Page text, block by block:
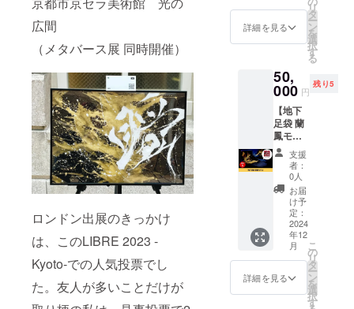
広間
（メタバース展 同時開催）
ロンドン出展のきっかけ
は、このLIBRE 2023 -
Kyoto-での人気投票でし
た。友人が多いことだけが
調整
剤、食
用着色
料 ・容
(6,5cm)
・賞味
期限：
製造日
より2ヶ
月 ・保
存方
法：高
温多
湿、直
射日光
を避け
て保存
してく
ださい
・配送
方法：
常温配
送
通費は
負担く
ださ
門カル
チャー
ファク
トリー
〒542-
0073 大
阪市中
央区日
本橋2丁
目1-22
上野ビ
ルB1
https://
kuromo
cf.com/
欄が必
須に
め「あ
とで」
とかな
にか入
力して
支援お
願いし
ます。
※送料込
みのお
値段で
す。
よりお
選びく
可です
のであ
らかじ
めご了
承くだ
さい。
・名刺
印刷や
デザイ
ンは含
まず、
文字
データ
のみの
納品で
備考欄
にデー
容〜 ・
サイン
・原本
データ
納品 ・
備考欄
にお名
前をご
記入く
ださ
い。 ※
詳細は
メール
にてご
連絡し
ます。
※著作権
は制作
者に帰
催でき
る権利
です。
書き初
標、1年
の抱負
など、
ワーク
を交え
て作品
を仕上
げる
ワーク
ショッ
プを開
催しま
す。 社
員研
修、コ
ミュニ
ティで
詳細を見る
リ
タ
ー
ン
を
選
択
す
る
50,
000 円
残り5
【地下
足袋 蘭
鳳モデ
ル】 ①
地下足
袋『蘭
鳳モデ
ル』を
お届け
しま
す。 ②
サイン
入り蘭
鳳オリ
ジナル
アート
支援
者：
0人
お届
け予
定：
2024
年12
月
詳細を見る
こ
の
リ
タ
ー
ン
を
選
択
す